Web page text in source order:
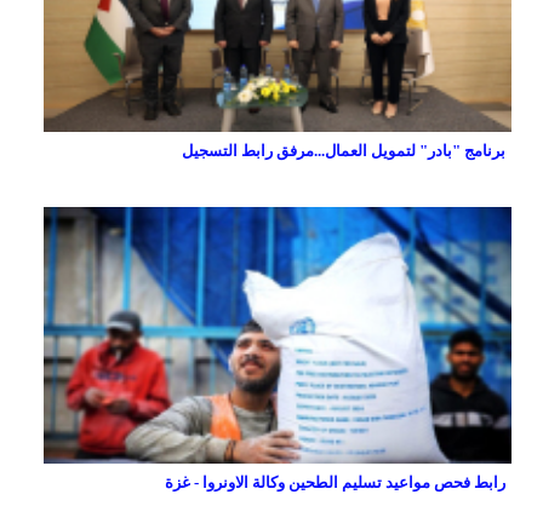
برنامج "بادر" لتمويل العمال...مرفق رابط التسجيل
رابط فحص مواعيد تسليم الطحين وكالة الاونروا - غزة